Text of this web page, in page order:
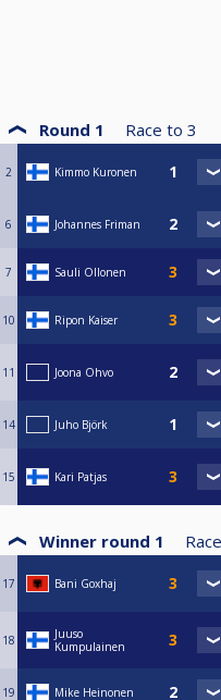
Round 1 Race to 3
2 Kimmo Kuronen
6 Johannes Friman
7 Sauli Ollonen
10 Ripon Kaiser
11 Joona Ohvo
14 Juho Björk
15 Kari Patjas
Winner round 1
17 Bani Goxhaj
18
Juuso
Kumpulainen
19 Mike Heinonen